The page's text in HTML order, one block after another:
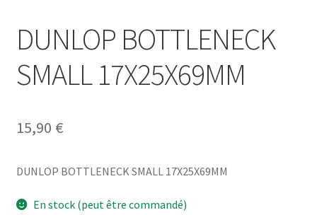
DUNLOP BOTTLENECK
SMALL 17X25X69MM
15,90 €
DUNLOP BOTTLENECK SMALL 17X25X69MM
En stock (peut être commandé)